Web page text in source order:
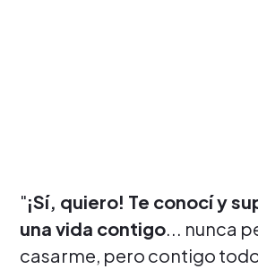
"¡Sí, quiero! Te conocí y
una vida contigo... nunca
casarme, pero contigo